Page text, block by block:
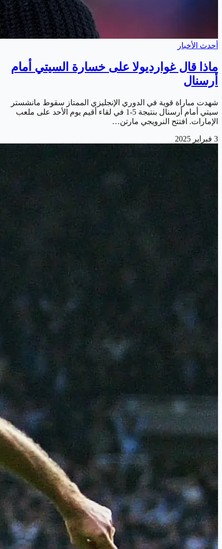
أحدث الأخبار
ماذا قال غوارديولا على خسارة السيتي أمام
أرسنال
شهدت مباراة قوية في الدوري الإنجليزي الممتاز سقوط مانشستر
سيتي أمام أرسنال بنتيجة 5-1 في لقاء أقيم يوم الأحد على ملعب
الإمارات. افتتح النرويجي مارتن…
3 فبراير 2025